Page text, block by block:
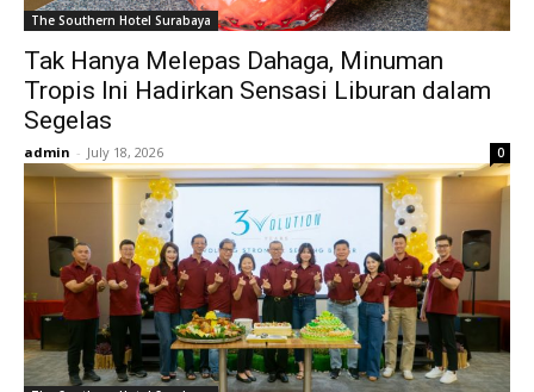
The Southern Hotel Surabaya
Tak Hanya Melepas Dahaga, Minuman
Tropis Ini Hadirkan Sensasi Liburan dalam
Segelas
admin - July 18, 2026 0